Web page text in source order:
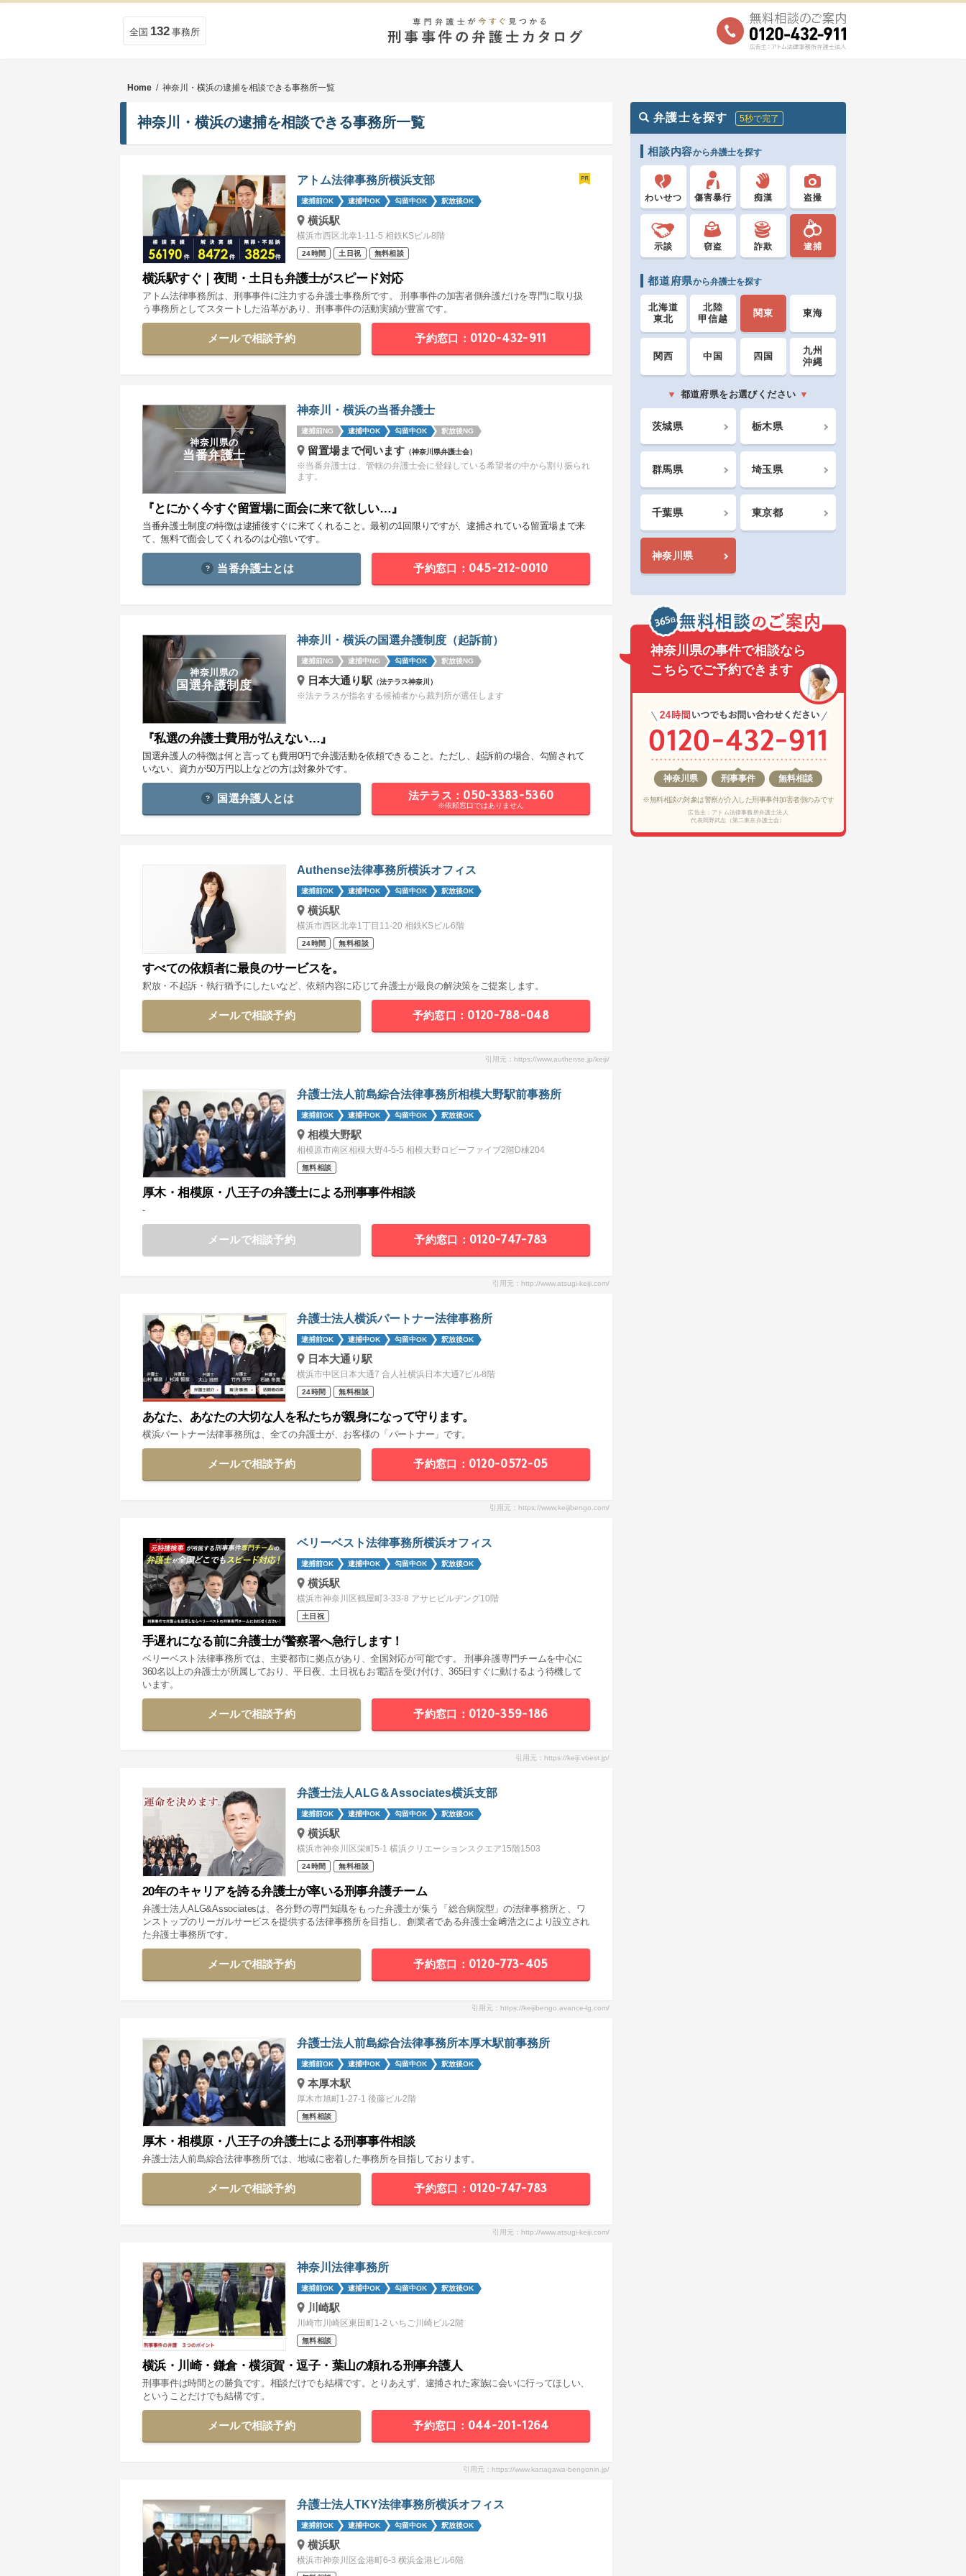
全国 132 事務所
Home / 神奈川・横浜の逮捕を相談できる事務所一覧
神奈川・横浜の逮捕を相談できる事務所一覧
アトム法律事務所横浜支部
逮捕前OK 逮捕中OK 勾留中OK 釈放後OK
横浜駅
横浜市西区北幸1-11-5 相鉄KSビル8階
24時間 土日祝 無料相談
横浜駅すぐ｜夜間・土日も弁護士がスピード対応
アトム法律事務所は、刑事事件に注力する弁護士事務所です。 刑事事件の加害者側弁護だけを専門に取り扱
う事務所としてスタートした沿革があり、刑事事件の活動実績が豊富です。
メールで相談予約 予約窓口：0120-432-911
神奈川・横浜の当番弁護士
逮捕前NG 逮捕中OK 勾留中OK 釈放後NG
神奈川県の
当番弁護士 留置場まで伺います （神奈川県弁護士会）
※当番弁護士は、管轄の弁護士会に登録している希望者の中から割り振られ
ます。
『とにかく今すぐ留置場に面会に来て欲しい…』
当番弁護士制度の特徴は逮捕後すぐに来てくれること。最初の1回限りですが、逮捕されている留置場まで来
て、無料で面会してくれるのは心強いです。
当番弁護士とは 予約窓口：045-212-0010
神奈川・横浜の国選弁護制度（起訴前）
逮捕前NG 逮捕中NG 勾留中OK 釈放後NG
神奈川県の
国選弁護制度 日本大通り駅 （法テラス神奈川）
※法テラスが指名する候補者から裁判所が選任します
『私選の弁護士費用が払えない…』
国選弁護人の特徴は何と言っても費用0円で弁護活動を依頼できること。ただし、起訴前の場合、勾留されて
いない、資力が50万円以上などの方は対象外です。
国選弁護人とは 法テラス：050-3383-5360
※依頼窓口ではありません
Authense法律事務所横浜オフィス
逮捕前OK 逮捕中OK 勾留中OK 釈放後OK
横浜駅
横浜市西区北幸1丁目11-20 相鉄KSビル6階
24時間 無料相談
すべての依頼者に最良のサービスを。
釈放・不起訴・執行猶予にしたいなど、依頼内容に応じて弁護士が最良の解決策をご提案します。
メールで相談予約 予約窓口：0120-788-048
引用元：https://www.authense.jp/keiji/
弁護士法人前島綜合法律事務所相模大野駅前事務所
逮捕前OK 逮捕中OK 勾留中OK 釈放後OK
相模大野駅
相模原市南区相模大野4-5-5 相模大野ロビーファイブ2階D棟204
無料相談
厚木・相模原・八王子の弁護士による刑事事件相談
-
メールで相談予約 予約窓口：0120-747-783
引用元：http://www.atsugi-keiji.com/
弁護士法人横浜パートナー法律事務所
逮捕前OK 逮捕中OK 勾留中OK 釈放後OK
日本大通り駅
横浜市中区日本大通7 合人社横浜日本大通7ビル8階
24時間 無料相談
あなた、あなたの大切な人を私たちが親身になって守ります。
横浜パートナー法律事務所は、全ての弁護士が、お客様の「パートナー」です。
メールで相談予約 予約窓口：0120-0572-05
引用元：https://www.keijibengo.com/
ベリーベスト法律事務所横浜オフィス
逮捕前OK 逮捕中OK 勾留中OK 釈放後OK
横浜駅
横浜市神奈川区鶴屋町3-33-8 アサヒビルヂング10階
土日祝
手遅れになる前に弁護士が警察署へ急行します！
ベリーベスト法律事務所では、主要都市に拠点があり、全国対応が可能です。 刑事弁護専門チームを中心に
360名以上の弁護士が所属しており、平日夜、土日祝もお電話を受け付け、365日すぐに動けるよう待機して
います。
メールで相談予約 予約窓口：0120-359-186
引用元：https://keiji.vbest.jp/
弁護士法人ALG＆Associates横浜支部
逮捕前OK 逮捕中OK 勾留中OK 釈放後OK
横浜駅
横浜市神奈川区栄町5-1 横浜クリエーションスクエア15階1503
24時間 無料相談
20年のキャリアを誇る弁護士が率いる刑事弁護チーム
弁護士法人ALG&Associatesは、各分野の専門知識をもった弁護士が集う「総合病院型」の法律事務所と、ワ
ンストップのリーガルサービスを提供する法律事務所を目指し、創業者である弁護士金﨑浩之により設立され
た弁護士事務所です。
メールで相談予約 予約窓口：0120-773-405
引用元：https://keijibengo.avance-lg.com/
弁護士法人前島綜合法律事務所本厚木駅前事務所
逮捕前OK 逮捕中OK 勾留中OK 釈放後OK
本厚木駅
厚木市旭町1-27-1 後藤ビル2階
無料相談
厚木・相模原・八王子の弁護士による刑事事件相談
弁護士法人前島綜合法律事務所では、地域に密着した事務所を目指しております。
メールで相談予約 予約窓口：0120-747-783
引用元：http://www.atsugi-keiji.com/
神奈川法律事務所
逮捕前OK 逮捕中OK 勾留中OK 釈放後OK
川崎駅
川崎市川崎区東田町1-2 いちご川崎ビル2階
無料相談
横浜・川崎・鎌倉・横須賀・逗子・葉山の頼れる刑事弁護人
刑事事件は時間との勝負です。相談だけでも結構です。とりあえず、逮捕された家族に会いに行ってほしい、
ということだけでも結構です。
メールで相談予約 予約窓口：044-201-1264
引用元：https://www.kanagawa-bengonin.jp/
弁護士法人TKY法律事務所横浜オフィス
逮捕前OK 逮捕中OK 勾留中OK 釈放後OK
横浜駅
横浜市神奈川区金港町6-3 横浜金港ビル6階
弁護士を探す 5秒で完了
相談内容から弁護士を探す
わいせつ 傷害暴行 痴漢 盗撮
示談 窃盗 詐欺 逮捕
都道府県から弁護士を探す
北海道
東北
北陸
甲信越
関東 東海
関西 中国 四国
九州
沖縄
都道府県をお選びください
茨城県 栃木県
群馬県 埼玉県
千葉県 東京都
神奈川県
神奈川県の事件で相談なら
こちらでご予約できます
神奈川県 刑事事件 無料相談
※無料相談の対象は警察が介入した刑事事件加害者側のみです
広告主：アトム法律事務所弁護士法人
代表岡野武志（第二東京弁護士会）